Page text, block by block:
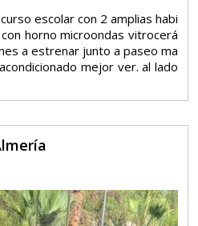
escolar con 2 amplias habi
horno microondas vitrocerá
a estrenar junto a paseo ma
mejor ver. al lado